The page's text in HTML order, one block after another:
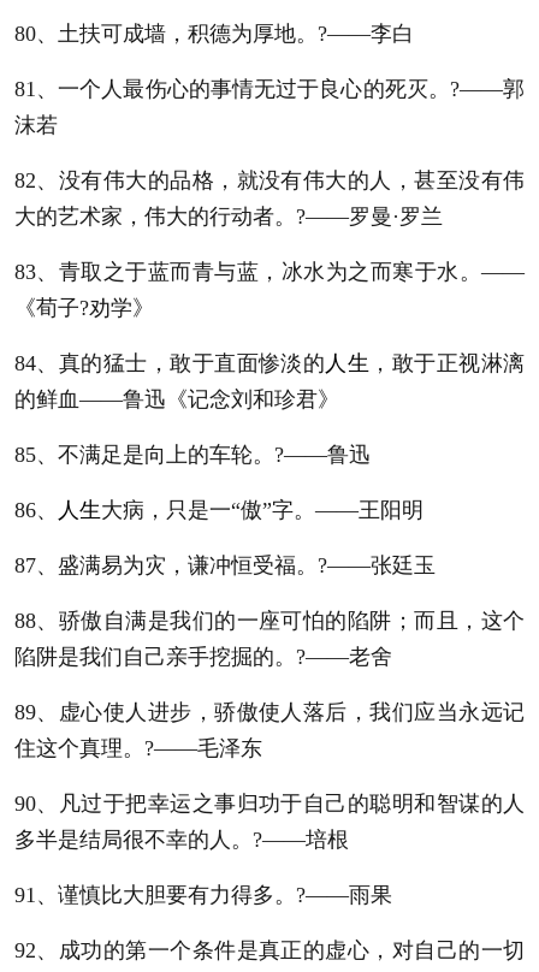
80、土扶可成墙，积德为厚地。?——李白
81、一个人最伤心的事情无过于良心的死灭。?——郭
沫若
82、没有伟大的品格，就没有伟大的人，甚至没有伟
大的艺术家，伟大的行动者。?——罗曼·罗兰
83、青取之于蓝而青与蓝，冰水为之而寒于水。——
《荀子?劝学》
84、真的猛士，敢于直面惨淡的 人生 ，敢于正视淋漓
的鲜血——鲁迅《记念刘和珍君》
85、不满足是向上的车轮。?——鲁迅
86、 人生大病，只是一“傲”字。——王阳明
87、盛满易为灾，谦冲恒受福。?——张廷玉
88、骄傲自满是我们的一座可怕的陷阱；而且，这个
陷阱是我们自己亲手挖掘的。?——老舍
89、虚心使人进步，骄傲使人落后，我们应当永远记
住这个真理。?——毛泽东
90、凡过于把幸运之事归功于自己的聪明和智谋的人
多半是结局很不幸的人。?——培根
91、谨慎比大胆要有力得多。?——雨果
92、成功的第一个条件是真正的虚心，对自己的一切